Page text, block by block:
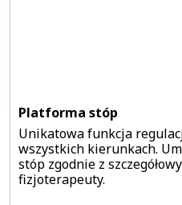
Platforma stóp
Unikatowa funkcja
wszystkich kierunkach.
stóp zgodnie z
fizjoterapeuty.